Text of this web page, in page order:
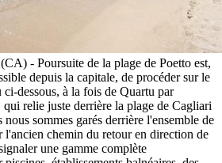
- Poursuite de la plage de Poetto est,
depuis la capitale, de procéder sur le
dessous, à la fois de Quartu par
relie juste derrière la plage de Cagliari
sommes garés derrière l'ensemble de
l'ancien chemin du retour en direction de
une gamme complète